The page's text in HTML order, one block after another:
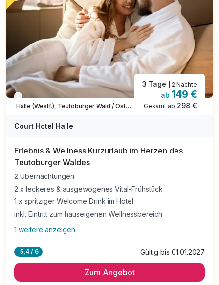
Verfügbar bis Dezember
Halle (Westf.), Teutoburger Wald / Ostwestfalen
3 Tage | 2 Nächte
ab 149 €
Gesamt ab 298 €
Court Hotel Halle
Erlebnis & Wellness Kurzurlaub im Herzen des
Teutoburger Waldes
2 Übernachtungen
2 x leckeres & ausgewogenes Vital-Frühstück
1 x spritziger Welcome Drink im Hotel
inkl. Eintritt zum hauseigenen Wellnessbereich
Alle Inklusivleistungen
2 x leckeres & ausgewogenes Vital-Frühstück
1 weitere anzeigen
5,4 / 6 Gültig bis 01.01.2027
Zum Angebot